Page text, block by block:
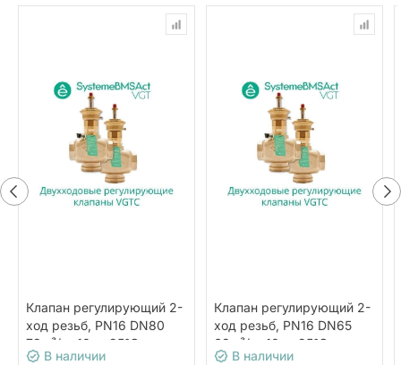
Клапан регулирующий 2-
ход резьб, PN16 DN80
78м³/ч -10…+95°С
В наличии
Клапан регулирующий 2-
ход резьб, PN16 DN65
63м³/ч -10…+95°С
В наличии